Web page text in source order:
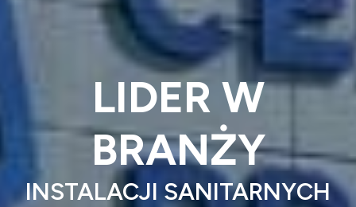
LIDER W
BRANŻY
INSTALACJI SANITARNYCH